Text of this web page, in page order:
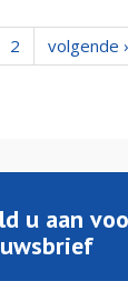
2 volgende ›
u aan